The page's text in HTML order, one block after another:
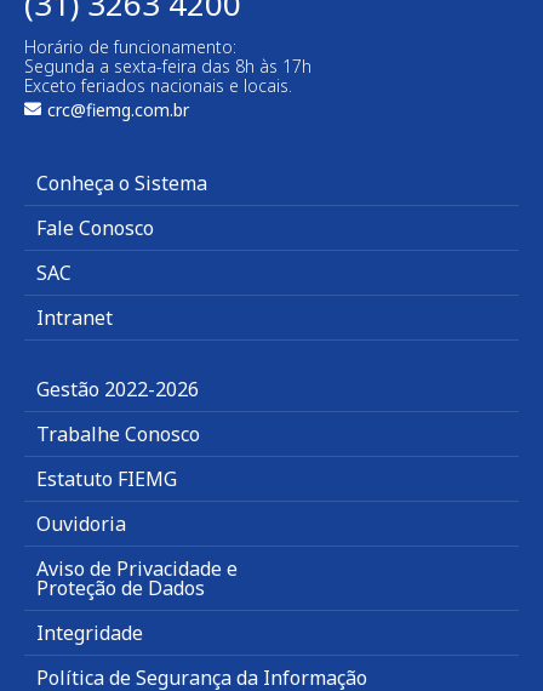
Horário de funcionamento:
Segunda a sexta-feira das 8h às 17h
Exceto feriados nacionais e locais.
crc@fiemg.com.br
Conheça o Sistema
Fale Conosco
SAC
Intranet
Gestão 2022-2026
Trabalhe Conosco
Estatuto FIEMG
Ouvidoria
Aviso de Privacidade e
Proteção de Dados
Integridade
Política de Segurança da Informação